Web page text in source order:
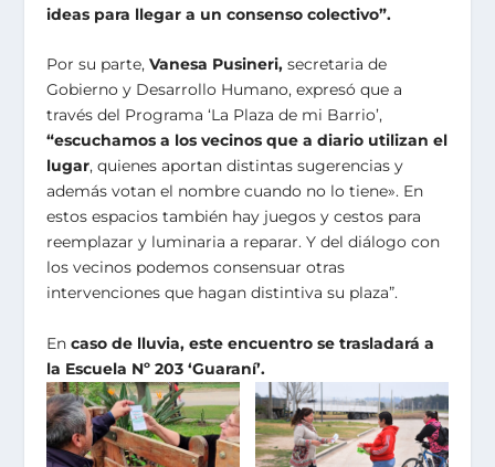
ideas para llegar a un consenso colectivo”.
Por su parte,Vanesa Pusineri,secretaria de
Gobierno y Desarrollo Humano, expresó que a
través del Programa ‘La Plaza de mi Barrio’,
“escuchamos a los vecinos que a diario utilizan el
lugar, quienes aportan distintas sugerencias y
además votan el nombre cuando no lo tiene». En
estos espacios también hay juegos y cestos para
reemplazar y luminaria a reparar. Y del diálogo con
los vecinos podemos consensuar otras
intervenciones que hagan distintiva su plaza”.
Encaso de lluvia, este encuentro se trasladará a
la Escuela Nº 203 ‘Guaraní’.